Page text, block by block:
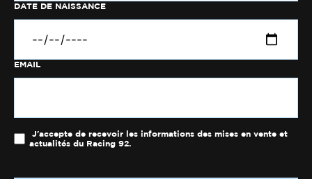
DATE DE NAISSANCE
EMAIL
J'accepte de recevoir les informations des mises en vente et
actualités du Racing 92.